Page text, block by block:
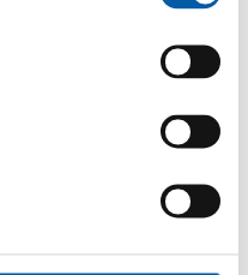
to the privacy policy.